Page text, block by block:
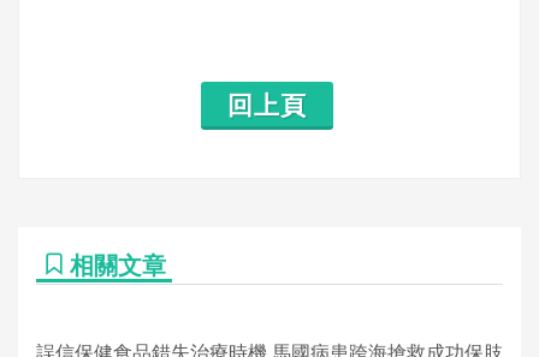
回上頁
相關文章
誤信保健食品錯失治療時機 馬國病患跨海搶救成功保肢